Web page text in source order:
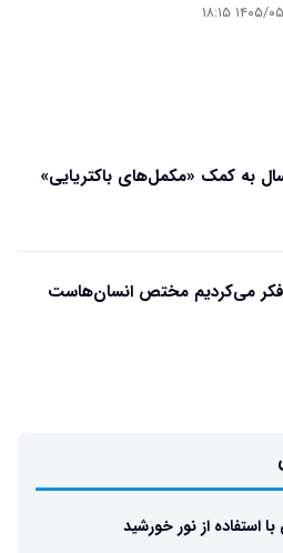
۱۶ ۱۸:۱۵
می‌کردیم مختص انسان‌هاست
استفاده از نور خورشید